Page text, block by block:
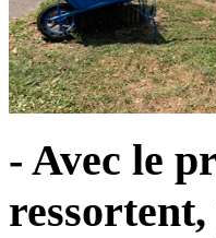
- Avec le